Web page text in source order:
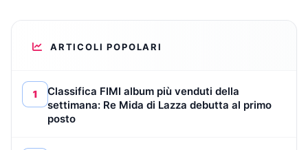
ARTICOLI POPOLARI
1
Classifica FIMI album più venduti della
settimana: Re Mida di Lazza debutta al primo
posto